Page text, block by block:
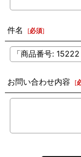
件名 [必須]
お問い合わせ内容 [